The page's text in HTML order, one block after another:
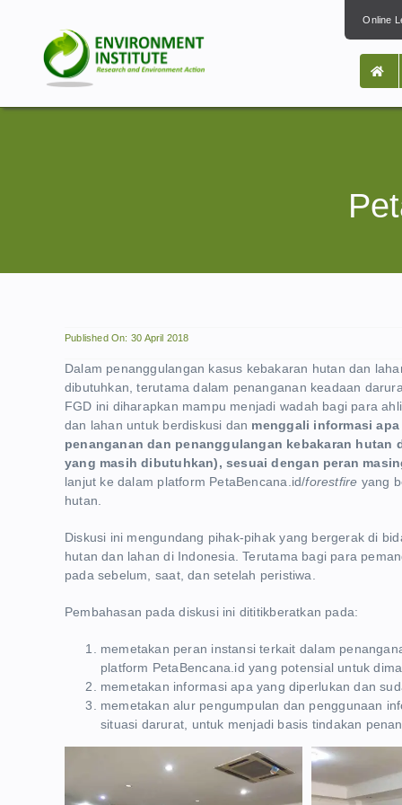
Online
Published On: 30 April 2018
Dalam penanggulangan kasus kebakaran hutan dan
dibutuhkan, terutama dalam penanganan keadaan
FGD ini diharapkan mampu menjadi wadah bagi para
dan lahan untuk berdiskusi dan menggali informasi
penanganan dan penanggulangan kebakaran
yang masih dibutuhkan), sesuai dengan peran
lanjut ke dalam platform PetaBencana.id/forestfire yang
hutan.
Diskusi ini mengundang pihak-pihak yang bergerak di
hutan dan lahan di Indonesia. Terutama bagi para
pada sebelum, saat, dan setelah peristiwa.
Pembahasan pada diskusi ini dititikberatkan pada:
memetakan peran instansi terkait dalam
platform PetaBencana.id yang potensial untuk
memetakan informasi apa yang diperlukan dan
memetakan alur pengumpulan dan penggunaan
situasi darurat, untuk menjadi basis tindakan